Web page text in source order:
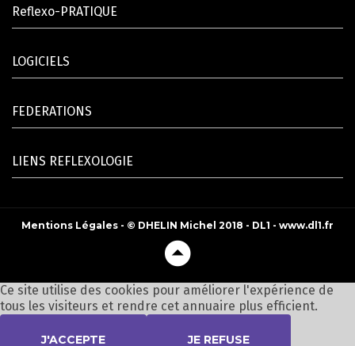
Reflexo-PRATIQUE
LOGICIELS
FEDERATIONS
LIENS REFLEXOLOGIE
Mentions Légales - © DHELIN Michel 2018 - DL1 - www.dl1.fr
Retour
haut
Ce site utilise des cookies pour améliorer l'expérience de
tous les visiteurs et rendre cet annuaire plus efficient.
J'ACCEPTE JE REFUSE